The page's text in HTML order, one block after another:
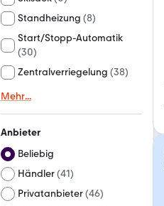
Standheizung (8)
Start/Stopp-Automatik
(30)
Zentralverriegelung (38)
Mehr...
Anbieter
Beliebig
Händler(41)
Privatanbieter(46)